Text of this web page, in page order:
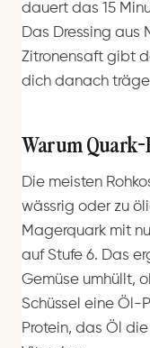
dauert das 15
Das Dressing aus
Zitronensaft gibt
dich danach
Warum
Die meisten
wässrig oder zu
Magerquark mit
auf Stufe 6. Das
Gemüse umhüllt,
Schüssel eine Öl-
Protein, das Öl